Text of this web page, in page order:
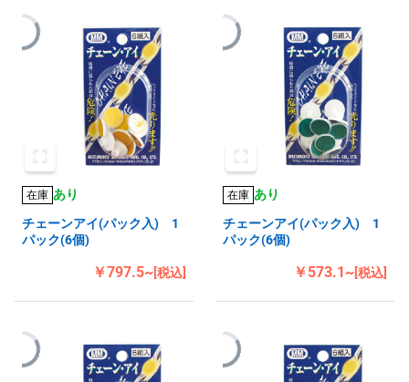
在庫 あり
チェーンアイ(パック入) 1
パック(6個)
￥797.5~[税込]
在庫 あり
チェーンアイ(パック入) 1
パック(6個)
￥573.1~[税込]